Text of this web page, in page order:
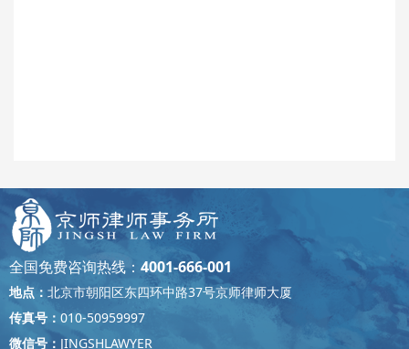
全国免费咨询热线： 4001-666-001
地点： 北京市朝阳区东四环中路37号京师律师大厦
传真号： 010-50959997
微信号： JINGSHLAWYER